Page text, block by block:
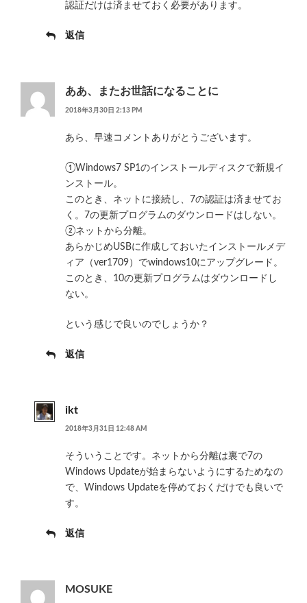
認証だけは済ませておく必要があります。
返信
ああ、またお世話になることに
2018年3月30日 2:13 PM
あら、早速コメントありがとうございます。
①Windows7 SP1のインストールディスクで新規イ
ンストール。
このとき、ネットに接続し、7の認証は済ませてお
く。7の更新プログラムのダウンロードはしない。
②ネットから分離。
あらかじめUSBに作成しておいたインストールメデ
ィア（ver1709）でwindows10にアップグレード。
このとき、10の更新プログラムはダウンロードし
ない。
という感じで良いのでしょうか？
返信
ikt
2018年3月31日 12:48 AM
そういうことです。ネットから分離は裏で7の
Windows Updateが始まらないようにするためなの
で、Windows Updateを停めておくだけでも良いで
す。
返信
MOSUKE